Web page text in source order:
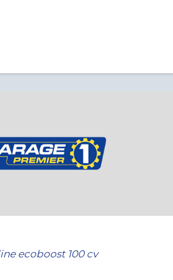
ecoboost 100 cv